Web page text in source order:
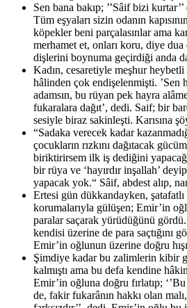
Sen bana bakıp; ’’Sâif bizi
Tüm eşyaları sizin odanın
köpekler beni parçalasınlar ama
merhamet et, onları koru, diye
dişlerini boynuma geçirdiği anda
Kadın, cesaretiyle meşhur heybetli
hâlinden çok endişelenmişti. ’Sen
adamsın, bu rüyan pek hayra
fukaralara dağıt’, dedi. Saif; bir
sesiyle biraz sakinleşti. Karısına
“Sadaka verecek kadar
çocukların rızkını dağıtacak
biriktirirsem ilk iş dediğini
bir rüya ve ‘hayırdır inşallah’
yapacak yok.“ Sâif, abdest alıp,
Ertesi gün dükkandayken,
korumalarıyla gülüşen; Emir’in
paralar saçarak yürüdüğünü
kendisi üzerine de para saçtığını
Emir’in oğlunun üzerine doğru
Şimdiye kadar bu zalimlerin kibir
kalmıştı ama bu defa kendine
Emir’in oğluna doğru fırlatıp;
de, fakir fukarânın hakkı olan